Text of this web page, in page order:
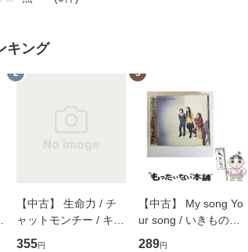
キング
2
【中古】 生命力 / チ
ャットモンチー / キュ
ーンレコード [CD]
355円
3
【中古】 My song Yo
ur song / いきものが
かり / [CD]【メール便
289円